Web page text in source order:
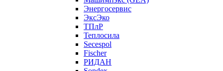
Энергосервис
ЭксЭко
ТПлР
Теплосила
Secespol
Fischer
РИДАН